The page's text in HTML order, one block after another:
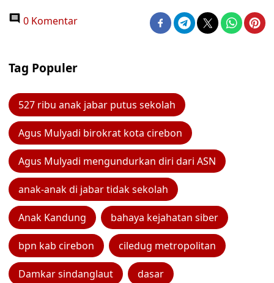
0 Komentar
Tag Populer
527 ribu anak jabar putus sekolah
Agus Mulyadi birokrat kota cirebon
Agus Mulyadi mengundurkan diri dari ASN
anak-anak di jabar tidak sekolah
Anak Kandung bahaya kejahatan siber
bpn kab cirebon ciledug metropolitan
Damkar sindanglaut dasar